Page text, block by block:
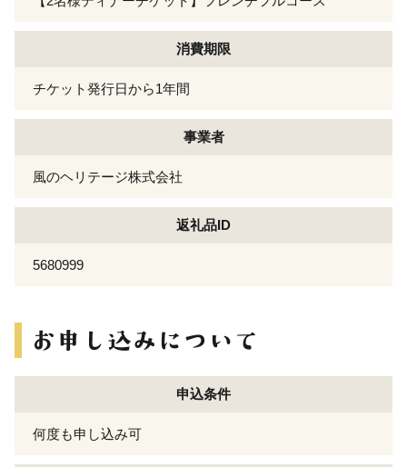
消費期限
チケット発行日から1年間
事業者
風のヘリテージ株式会社
返礼品ID
5680999
申込条件
何度も申し込み可